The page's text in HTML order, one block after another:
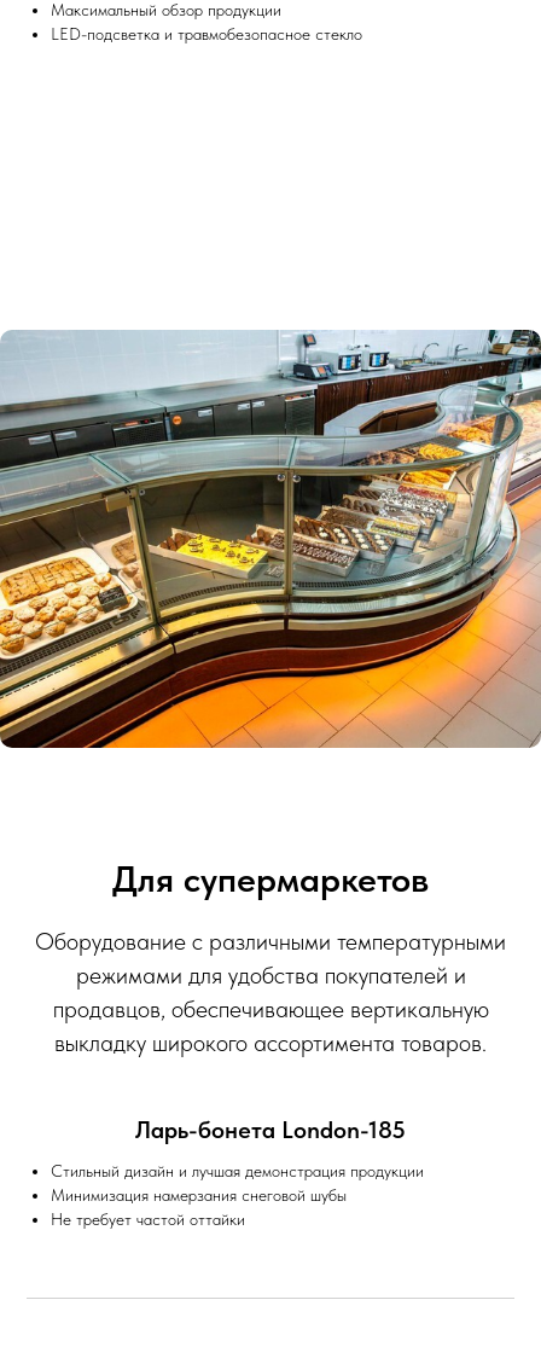
Максимальный обзор продукции
LED-подсветка и травмобезопасное стекло
Для супермаркетов
Оборудование с различными температурными
режимами для удобства покупателей и
продавцов, обеспечивающее вертикальную
выкладку широкого ассортимента товаров.
Ларь-бонета London-185
Стильный дизайн и лучшая демонстрация продукции
Минимизация намерзания снеговой шубы
Не требует частой оттайки